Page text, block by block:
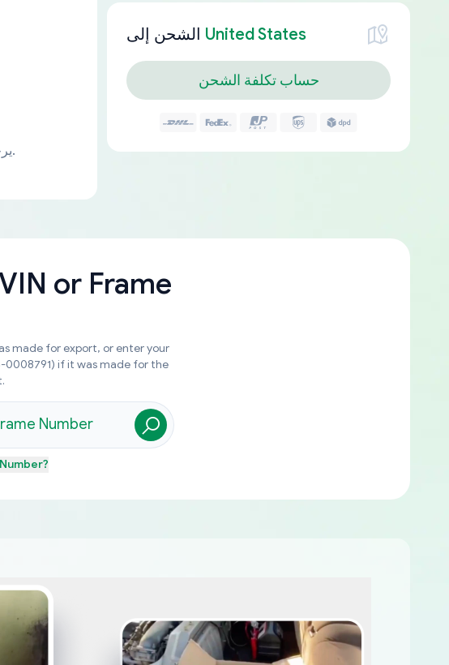
لتحديد ما إذا كانت قطعة الغيار تتوافق مع مركبتك بشكل خاص.
الشحن إلى United States
حساب تكلفة الشحن
or Frame
made for export, or enter your
0008791) if it was made for the
?